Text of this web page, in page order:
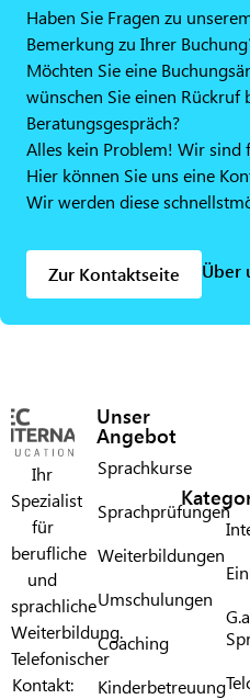
Haben Sie Fragen zu
Bemerkung zu Ihrer
Möchten Sie eine
wünschen Sie einen Rückruf
Beratungsgespräch?
Alles kein Problem! Wir sind
Hier können Sie uns eine
Wir werden diese
Zur Kontaktseite Über
Ihr
Spezialist
für
berufliche
und
sprachliche
Weiterbildung.
Telefonischer
Kontakt:
Unser
Angebot
Sprachkurse
Sprachprüfungen
Weiterbildungen
Umschulungen
Coaching
Kinderbetreuung